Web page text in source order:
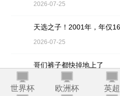
2026-07-25
2026-07-25
哥们裤子都快掉地上了
2026-07-21
世界杯 欧洲杯 英超